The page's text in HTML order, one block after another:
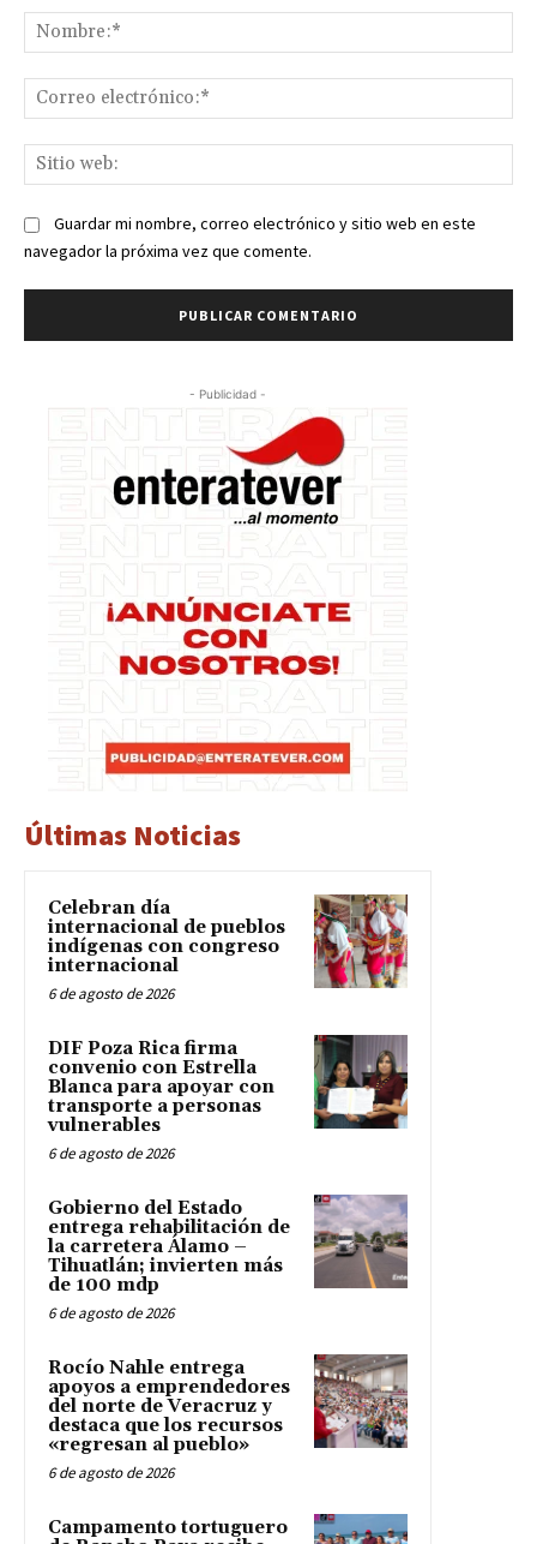
Guardar mi nombre, correo electrónico y sitio web en este
navegador la próxima vez que comente.
- Publicidad -
Últimas Noticias
Celebran día
internacional de pueblos
indígenas con congreso
internacional
6 de agosto de 2026
DIF Poza Rica firma
convenio con Estrella
Blanca para apoyar con
transporte a personas
vulnerables
6 de agosto de 2026
Gobierno del Estado
entrega rehabilitación de
la carretera Álamo –
Tihuatlán; invierten más
de 100 mdp
6 de agosto de 2026
Rocío Nahle entrega
apoyos a emprendedores
del norte de Veracruz y
destaca que los recursos
«regresan al pueblo»
6 de agosto de 2026
Campamento tortuguero